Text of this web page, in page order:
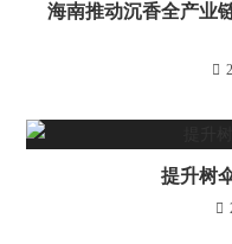
海南推动沉香全产业
提升树